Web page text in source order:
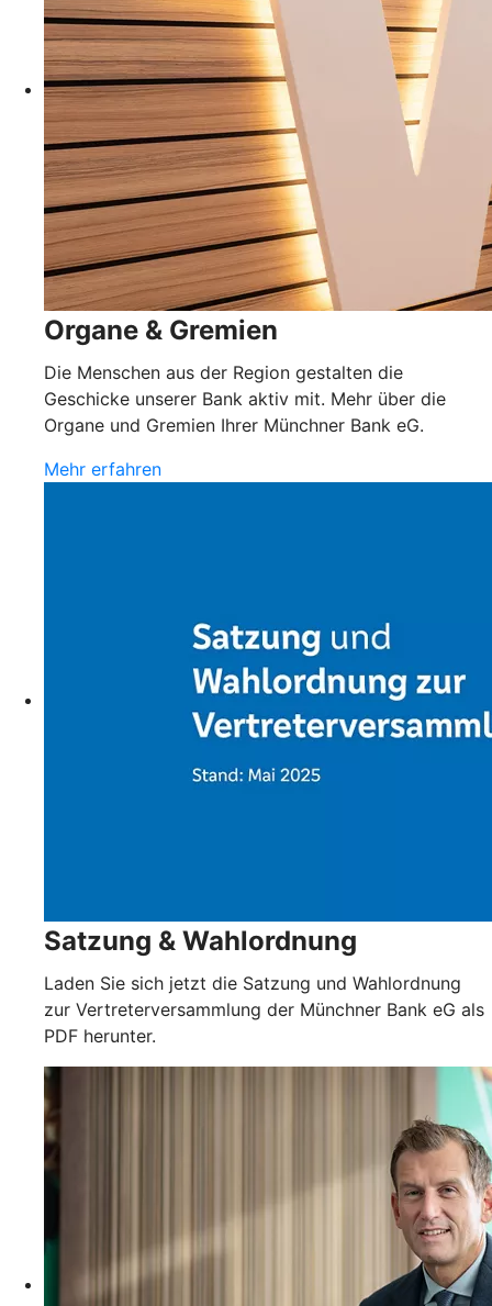
Organe & Gremien
Die Menschen aus der Region gestalten die
Geschicke unserer Bank aktiv mit. Mehr über die
Organe und Gremien Ihrer Münchner Bank eG.
Mehr erfahren
Satzung & Wahlordnung
Laden Sie sich jetzt die Satzung und Wahlordnung
zur Vertreterversammlung der Münchner Bank eG als
PDF herunter.